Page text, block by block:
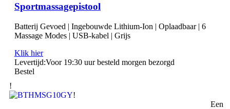
Sportmassagepistool
Batterij Gevoed | Ingebouwde Lithium-Ion | Oplaadbaar | 6
Massage Modes | USB-kabel | Grijs
Klik hier
Levertijd:Voor 19:30 uur besteld morgen bezorgd
Bestel
!
!
Een